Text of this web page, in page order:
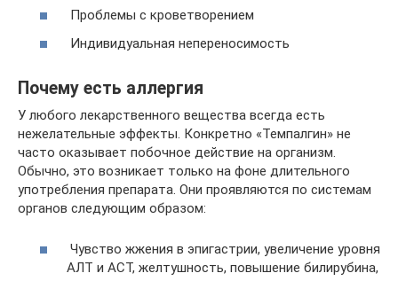
Проблемы с кроветворением
Индивидуальная непереносимость
Почему есть аллергия
У любого лекарственного вещества всегда есть
нежелательные эффекты. Конкретно «Темпалгин» не
часто оказывает побочное действие на организм.
Обычно, это возникает только на фоне длительного
употребления препарата. Они проявляются по системам
органов следующим образом:
Чувство жжения в эпигастрии, увеличение уровня
АЛТ и АСТ, желтушность, повышение билирубина,